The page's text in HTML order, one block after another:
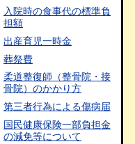
入院時の食事代の標準負
担額
出産育児一時金
葬祭費
柔道整復師（整骨院・接
骨院）のかかり方
第三者行為による傷病届
国民健康保険一部負担金
の減免等について